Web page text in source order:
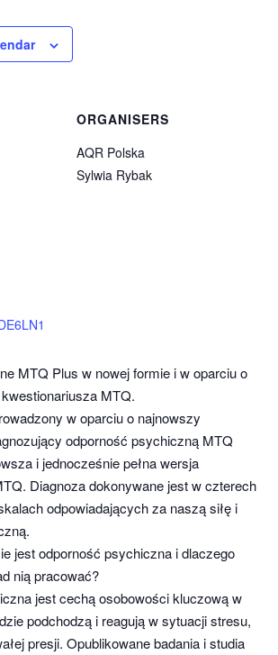
ORGANISERS
AQR Polska
Sylwia Rybak
MTQ Plus w nowej formie i w oparciu o
MTQ.
w oparciu o najnowszy
odporność psychiczną MTQ
i jednocześnie pełna wersja
Diagnoza dokonywane jest w czterech
odpowiadających za naszą siłę i
jest odporność psychiczna i dlaczego
nią pracować?
jest cechą osobowości kluczową w
podchodzą i reagują w sytuacji stresu,
presji. Opublikowane badania i studia